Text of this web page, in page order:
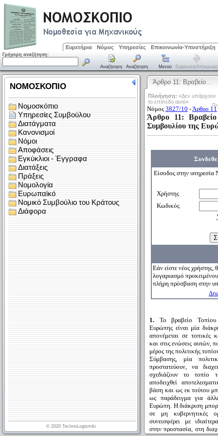
Ευρετήρια Νόμος Υπηρεσίες Επικοινωνία-Υποστήριξη
Γρήγορη αναζήτηση:
Αναζήτηση Αναζήτηση Μενού Εμφάνιση/απόκρυψη
Άρθρο 11: Βραβείο…